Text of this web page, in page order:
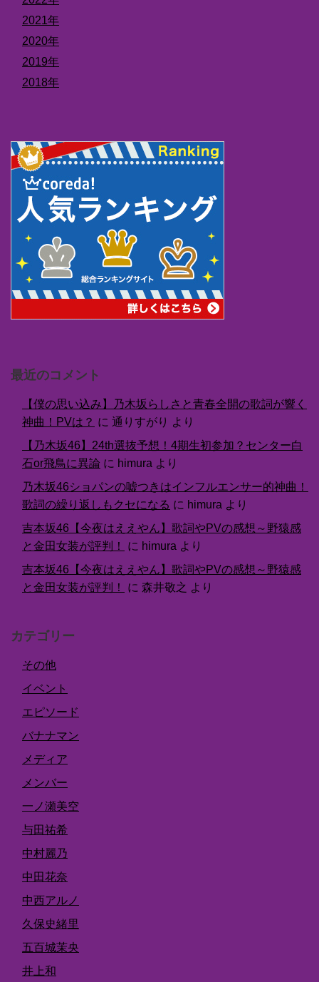
2021年
2020年
2019年
2018年
最近のコメント
【僕の思い込み】乃木坂らしさと青春全開の歌詞が響く
神曲！PVは？ に 通りすがり より
【乃木坂46】24th選抜予想！4期生初参加？センター白
石or飛鳥に異論 に himura より
乃木坂46ショパンの嘘つきはインフルエンサー的神曲！
歌詞の繰り返しもクセになる に himura より
吉本坂46【今夜はええやん】歌詞やPVの感想～野猿感
と金田女装が評判！
に himura より
吉本坂46【今夜はええやん】歌詞やPVの感想～野猿感
と金田女装が評判！
に 森井敬之 より
カテゴリー
その他
イベント
エピソード
バナナマン
メディア
メンバー
一ノ瀬美空
与田祐希
中村麗乃
中田花奈
中西アルノ
久保史緒里
五百城茉央
井上和